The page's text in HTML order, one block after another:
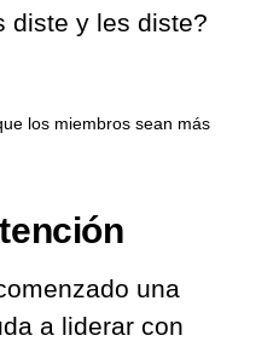
diste y les diste?
los miembros sean más
una
a liderar con